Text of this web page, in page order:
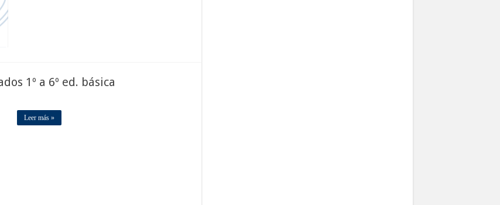
1º a 6º ed. básica
Leer más »